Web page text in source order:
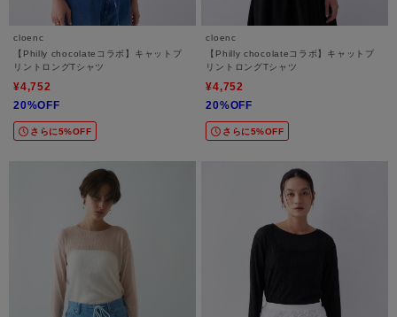
cloenc
【Philly chocolateコラボ】キャットプ
リントロングTシャツ
¥4,752
20%OFF
さらに5%OFF
cloenc
【Philly chocolateコラボ】キャットプ
リントロングTシャツ
¥4,752
20%OFF
さらに5%OFF